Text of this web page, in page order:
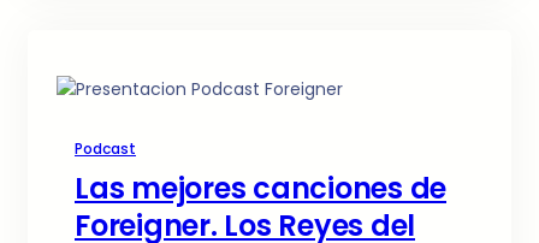
Podcast
Las mejores canciones de
Foreigner. Los Reyes del